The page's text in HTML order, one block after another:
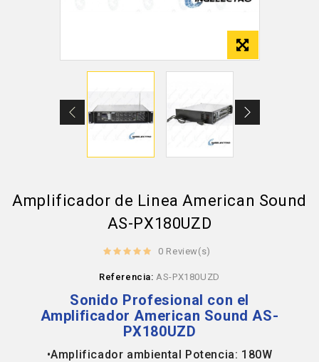
Amplificador de Linea American Sound
AS-PX180UZD
0 Review(s)
Referencia: AS-PX180UZD
Sonido Profesional con el
Amplificador American Sound AS-
PX180UZD
•Amplificador ambiental Potencia: 180W